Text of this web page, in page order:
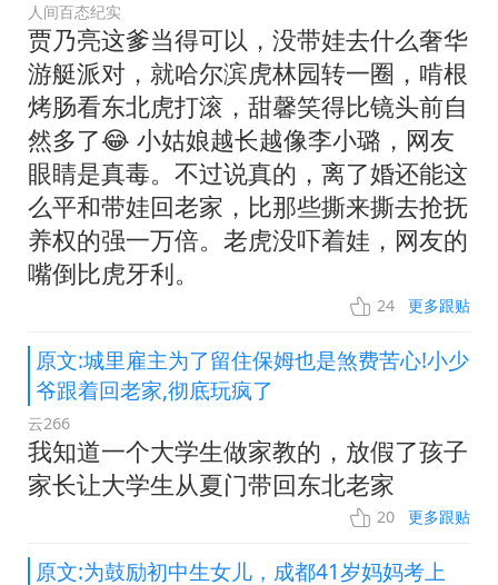
人间百态纪实
贾乃亮这爹当得可以，没带娃去什么奢华
游艇派对，就哈尔滨虎林园转一圈，啃根
烤肠看东北虎打滚，甜馨笑得比镜头前自
然多了😂 小姑娘越长越像李小璐，网友
眼睛是真毒。不过说真的，离了婚还能这
么平和带娃回老家，比那些撕来撕去抢抚
养权的强一万倍。老虎没吓着娃，网友的
嘴倒比虎牙利。
24 更多跟贴
原文:城里雇主为了留住保姆也是煞费苦心!小少
爷跟着回老家,彻底玩疯了
云266
我知道一个大学生做家教的，放假了孩子
家长让大学生从夏门带回东北老家
20 更多跟贴
原文:为鼓励初中生女儿，成都41岁妈妈考上